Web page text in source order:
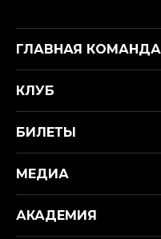
ГЛАВНАЯ КОМАНДА
КЛУБ
БИЛЕТЫ
МЕДИА
АКАДЕМИЯ